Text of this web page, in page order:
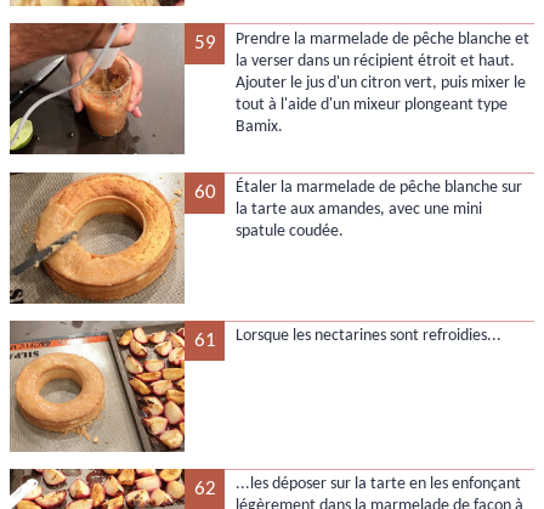
59
Prendre la marmelade de pêche blanche et
la verser dans un récipient étroit et haut.
Ajouter le jus d'un citron vert, puis mixer le
tout à l'aide d'un mixeur plongeant type
Bamix.
60
Étaler la marmelade de pêche blanche sur
la tarte aux amandes, avec une mini
spatule coudée.
61 Lorsque les nectarines sont refroidies...
62
...les déposer sur la tarte en les enfonçant